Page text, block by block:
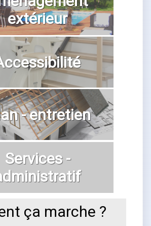
extérieur
- entretien
Services -
ça marche ?